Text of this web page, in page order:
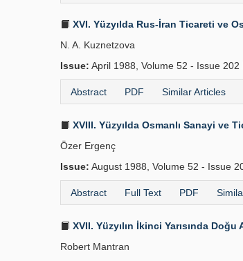
XVI. Yüzyılda Rus-İran Ticareti ve
N. A. Kuznetzova
Issue: April 1988, Volume 52 - Issue 202
Abstract PDF Similar Articles
XVIII. Yüzyılda Osmanlı Sanayi ve
Özer Ergenç
Issue: August 1988, Volume 52 - Issue
Abstract Full Text PDF
XVII. Yüzyılın İkinci Yarısında
Robert Mantran